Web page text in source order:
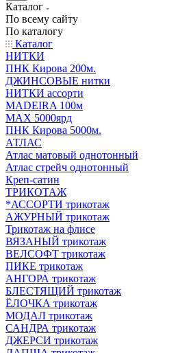
Каталог
По всему сайту
По каталогу
Каталог
НИТКИ
ПНК Кирова 200м.
ДЖИНСОВЫЕ нитки
НИТКИ ассорти
MADEIRA 100м
МАХ 5000ярд
ПНК Кирова 5000м.
АТЛАС
Атлас матовый однотонный
Атлас стрейч однотонный
Креп-сатин
ТРИКОТАЖ
*АССОРТИ трикотаж
АЖУРНЫЙ трикотаж
Трикотаж на флисе
ВЯЗАНЫЙ трикотаж
ВЕЛСОФТ трикотаж
ПИКЕ трикотаж
АНГОРА трикотаж
БЛЕСТЯЩИЙ трикотаж
ЁЛОЧКА трикотаж
МОДАЛ трикотаж
САНДРА трикотаж
ДЖЕРСИ трикотаж